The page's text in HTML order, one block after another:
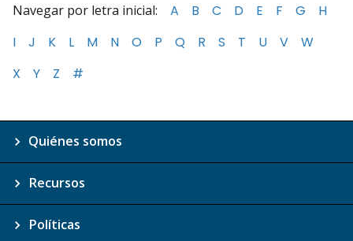
Navegar por letra inicial: A B C D E F G
H
I
J K L M N O P Q R S T U V
W
X
Y Z #
Quiénes somos
Recursos
Políticas